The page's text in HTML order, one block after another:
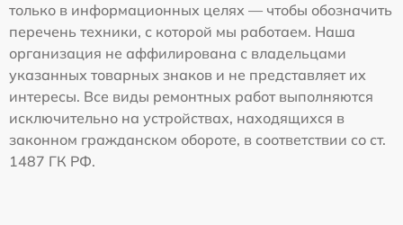
только в информационных целях — чтобы обозначить
перечень техники, с которой мы работаем. Наша
организация не аффилирована с владельцами
указанных товарных знаков и не представляет их
интересы. Все виды ремонтных работ выполняются
исключительно на устройствах, находящихся в
законном гражданском обороте, в соответствии со ст.
1487 ГК РФ.